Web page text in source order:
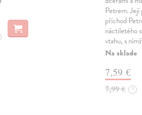
Petrem. Její
příchod
náctiletého
vtahu, s
Na sklade
7,59 €
7,99 € ?